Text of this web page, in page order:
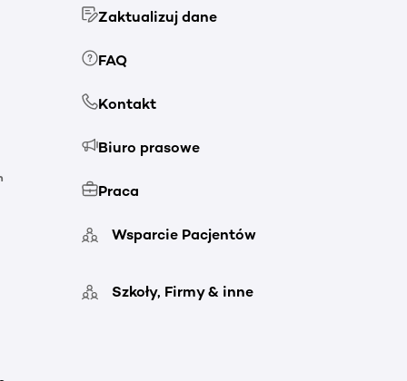
Zaktualizuj dane
FAQ
Kontakt
Biuro prasowe
Praca
Wsparcie Pacjentów
Szkoły, Firmy & inne